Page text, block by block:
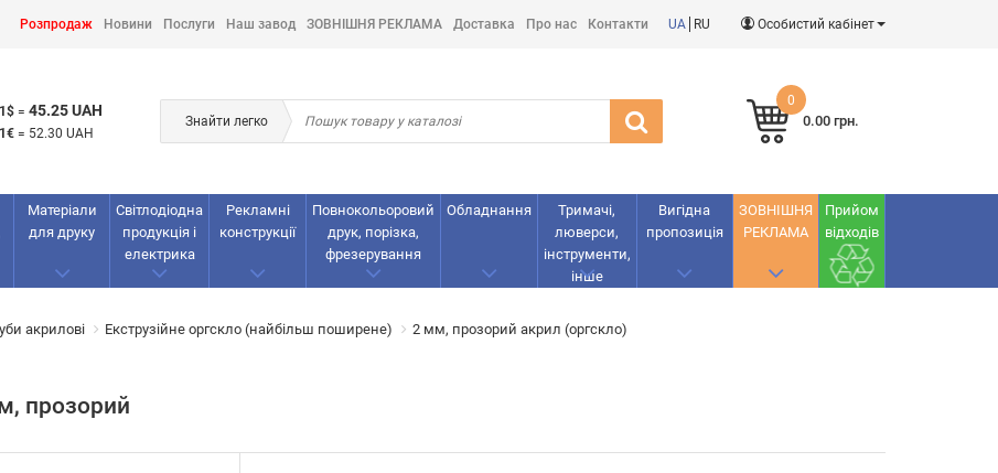
Розпродаж Новини Послуги Наш завод ЗОВНІШНЯ РЕКЛАМА Доставка Про нас Контакти UA RU Особистий кабінет
1$ = 45.25 UAH
1€ = 52.30 UAH
Знайти легко
0
0.00 грн.
Матеріали
для друку
Світлодіодна
продукція і
електрика
Рекламнi
конструкції
Повнокольоровий
друк, порізка,
фрезерування
Обладнання
Тримачі,
люверси,
інструменти,
інше
Вигідна
пропозиція
ЗОВНІШНЯ
РЕКЛАМА
Прийом
відходів
акрилові Екструзійне оргскло (найбільш поширене) 2 мм, прозорий акрил (оргскло)
прозорий